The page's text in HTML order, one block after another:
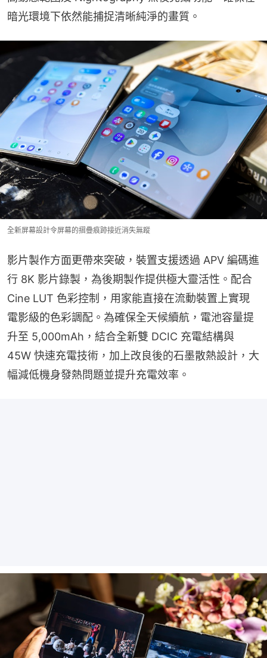
暗光環境下依然能捕捉清晰純淨的畫質。
全新屏幕設計令屏幕的摺疊痕跡接近消失無蹤
影片製作方面更帶來突破，裝置支援透過 APV 編碼進
行 8K 影片錄製，為後期製作提供極大靈活性。配合
Cine LUT 色彩控制，用家能直接在流動裝置上實現
電影級的色彩調配。為確保全天候續航，電池容量提
升至 5,000mAh，結合全新雙 DCIC 充電結構與
45W 快速充電技術，加上改良後的石墨散熱設計，大
幅減低機身發熱問題並提升充電效率。